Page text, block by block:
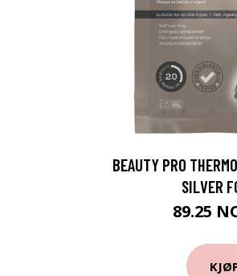
BEAUTY PRO
SILVER
89.25